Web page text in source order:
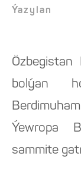
Ýazylan
Özbegistan
bolýan
Ýewropa
sammite